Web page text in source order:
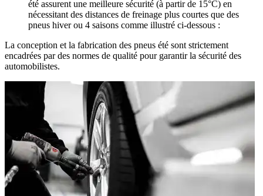
été assurent une meilleure sécurité (à partir de 15°C) en
nécessitant des distances de freinage plus courtes que des
pneus hiver ou 4 saisons comme illustré ci-dessous :
La conception et la fabrication des pneus été sont strictement
encadrées par des normes de qualité pour garantir la sécurité des
automobilistes.